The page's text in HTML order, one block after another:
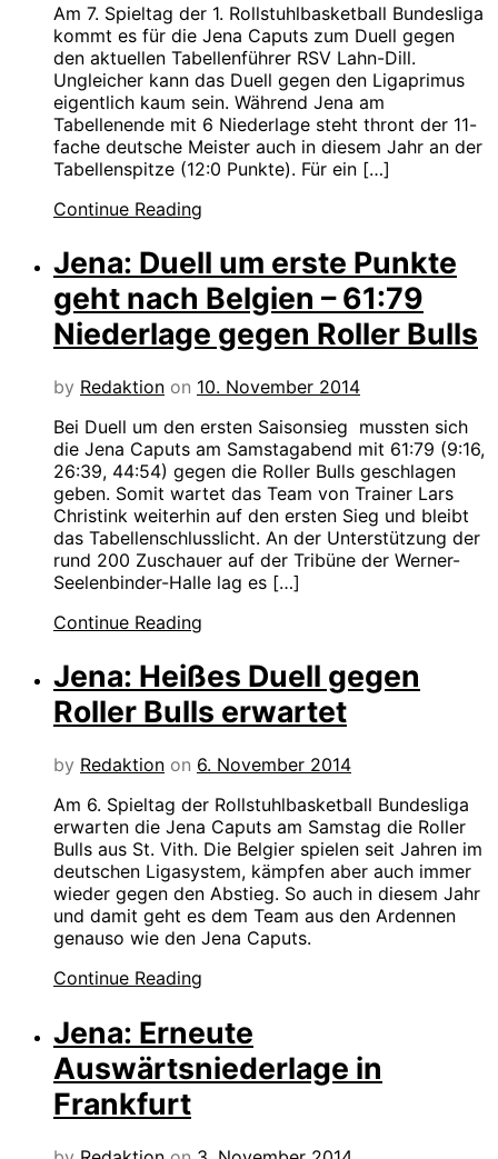
Am 7. Spieltag der 1. Rollstuhlbasketball Bundesliga
kommt es für die Jena Caputs zum Duell gegen
den aktuellen Tabellenführer RSV Lahn-Dill.
Ungleicher kann das Duell gegen den Ligaprimus
eigentlich kaum sein. Während Jena am
Tabellenende mit 6 Niederlage steht thront der 11-
fache deutsche Meister auch in diesem Jahr an der
Tabellenspitze (12:0 Punkte). Für ein […]
Continue Reading
Jena: Duell um erste Punkte
geht nach Belgien – 61:79
Niederlage gegen Roller Bulls
by Redaktion on 10. November 2014
Bei Duell um den ersten Saisonsieg mussten sich
die Jena Caputs am Samstagabend mit 61:79 (9:16,
26:39, 44:54) gegen die Roller Bulls geschlagen
geben. Somit wartet das Team von Trainer Lars
Christink weiterhin auf den ersten Sieg und bleibt
das Tabellenschlusslicht. An der Unterstützung der
rund 200 Zuschauer auf der Tribüne der Werner-
Seelenbinder-Halle lag es […]
Continue Reading
Jena: Heißes Duell gegen
Roller Bulls erwartet
by Redaktion on 6. November 2014
Am 6. Spieltag der Rollstuhlbasketball Bundesliga
erwarten die Jena Caputs am Samstag die Roller
Bulls aus St. Vith. Die Belgier spielen seit Jahren im
deutschen Ligasystem, kämpfen aber auch immer
wieder gegen den Abstieg. So auch in diesem Jahr
und damit geht es dem Team aus den Ardennen
genauso wie den Jena Caputs.
Continue Reading
Jena: Erneute
Auswärtsniederlage in
Frankfurt